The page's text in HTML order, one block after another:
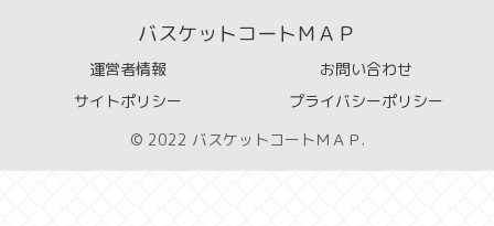
バスケットコートＭＡＰ
運営者情報
お問い合わせ
サイトポリシー
プライバシーポリシー
© 2022 バスケットコートＭＡＰ.